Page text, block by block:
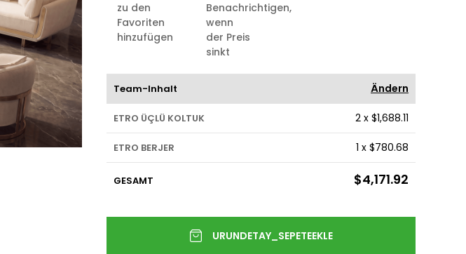
zu den
Favoriten
hinzufügen
Benachrichtigen,
wenn
der Preis
sinkt
Team-Inhalt Ändern
ETRO ÜÇLÜ KOLTUK 2 x $1,688.11
ETRO BERJER 1 x $780.68
GESAMT $4,171.92